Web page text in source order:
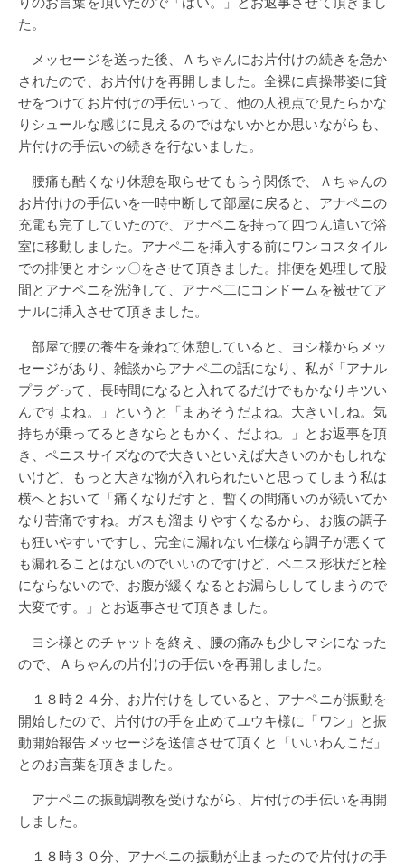
た。
メッセージを送った後、Ａちゃんにお片付けの続きを急か
されたので、お片付けを再開しました。全裸に貞操帯姿に貸
せをつけてお片付けの手伝いって、他の人視点で見たらかな
りシュールな感じに見えるのではないかとか思いながらも、
片付けの手伝いの続きを行ないました。
腰痛も酷くなり休憩を取らせてもらう関係で、Ａちゃんの
お片付けの手伝いを一時中断して部屋に戻ると、アナペニの
充電も完了していたので、アナペニを持って四つん這いで浴
室に移動しました。アナペ二を挿入する前にワンコスタイル
での排便とオシッ〇をさせて頂きました。排便を処理して股
間とアナペニを洗浄して、アナペ二にコンドームを被せてア
ナルに挿入させて頂きました。
部屋で腰の養生を兼ねて休憩していると、ヨシ様からメッ
セージがあり、雑談からアナペ二の話になり、私が「アナル
プラグって、長時間になると入れてるだけでもかなりキツい
んですよね。」というと「まあそうだよね。大きいしね。気
持ちが乗ってるときならともかく、だよね。」とお返事を頂
き、ペニスサイズなので大きいといえば大きいのかもしれな
いけど、もっと大きな物が入れられたいと思ってしまう私は
横へとおいて「痛くなりだすと、暫くの間痛いのが続いてか
なり苦痛ですね。ガスも溜まりやすくなるから、お腹の調子
も狂いやすいですし、完全に漏れない仕様なら調子が悪くて
も漏れることはないのでいいのですけど、ペニス形状だと栓
にならないので、お腹が緩くなるとお漏らししてしまうので
大変です。」とお返事させて頂きました。
ヨシ様とのチャットを終え、腰の痛みも少しマシになった
ので、Ａちゃんの片付けの手伝いを再開しました。
１８時２４分、お片付けをしていると、アナペニが振動を
開始したので、片付けの手を止めてユウキ様に「ワン」と振
動開始報告メッセージを送信させて頂くと「いいわんこだ」
とのお言葉を頂きました。
アナペニの振動調教を受けながら、片付けの手伝いを再開
しました。
１８時３０分、アナペニの振動が止まったので片付けの手